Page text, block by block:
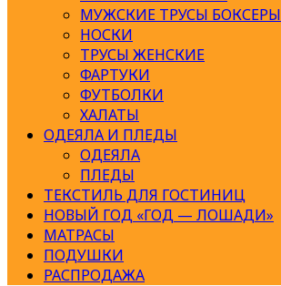
МУЖСКИЕ ТРУСЫ БОКСЕРЫ
НОСКИ
ТРУСЫ ЖЕНСКИЕ
ФАРТУКИ
ФУТБОЛКИ
ХАЛАТЫ
ОДЕЯЛА И ПЛЕДЫ
ОДЕЯЛА
ПЛЕДЫ
ТЕКСТИЛЬ ДЛЯ ГОСТИНИЦ
НОВЫЙ ГОД «ГОД — ЛОШАДИ»
МАТРАСЫ
ПОДУШКИ
РАСПРОДАЖА